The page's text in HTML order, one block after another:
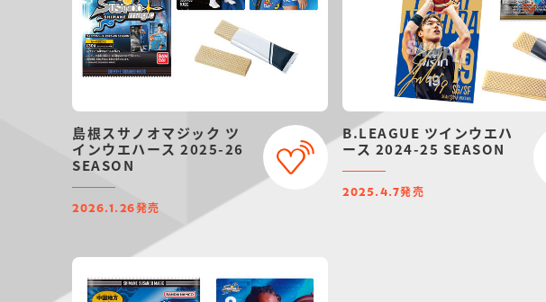
島根スサノオマジック ツ
インウエハース 2025-26
SEASON
2026.1.26発売
B.LEAGUE ツインウエハ
ース 2024-25 SEASON
2025.4.7発売